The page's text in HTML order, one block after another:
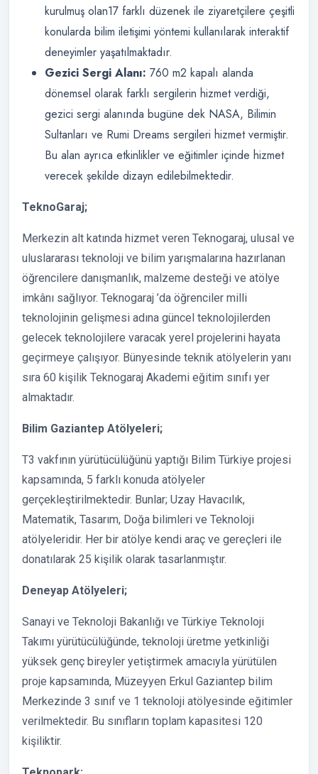
kurulmuş olan17 farklı düzenek ile ziyaretçilere çeşitli
konularda bilim iletişimi yöntemi kullanılarak interaktif
deneyimler yaşatılmaktadır.
Gezici Sergi Alanı: 760 m2 kapalı alanda
dönemsel olarak farklı sergilerin hizmet verdiği,
gezici sergi alanında bugüne dek NASA, Bilimin
Sultanları ve Rumi Dreams sergileri hizmet vermiştir.
Bu alan ayrıca etkinlikler ve eğitimler içinde hizmet
verecek şekilde dizayn edilebilmektedir.
TeknoGaraj;
Merkezin alt katında hizmet veren Teknogaraj, ulusal ve
uluslararası teknoloji ve bilim yarışmalarına hazırlanan
öğrencilere danışmanlık, malzeme desteği ve atölye
imkânı sağlıyor. Teknogaraj ’da öğrenciler milli
teknolojinin gelişmesi adına güncel teknolojilerden
gelecek teknolojilere varacak yerel projelerini hayata
geçirmeye çalışıyor. Bünyesinde teknik atölyelerin yanı
sıra 60 kişilik Teknogaraj Akademi eğitim sınıfı yer
almaktadır.
Bilim Gaziantep Atölyeleri;
T3 vakfının yürütücülüğünü yaptığı Bilim Türkiye projesi
kapsamında, 5 farklı konuda atölyeler
gerçekleştirilmektedir. Bunlar; Uzay Havacılık,
Matematik, Tasarım, Doğa bilimleri ve Teknoloji
atölyeleridir. Her bir atölye kendi araç ve gereçleri ile
donatılarak 25 kişilik olarak tasarlanmıştır.
Deneyap Atölyeleri;
Sanayi ve Teknoloji Bakanlığı ve Türkiye Teknoloji
Takımı yürütücülüğünde, teknoloji üretme yetkinliği
yüksek genç bireyler yetiştirmek amacıyla yürütülen
proje kapsamında, Müzeyyen Erkul Gaziantep bilim
Merkezinde 3 sınıf ve 1 teknoloji atölyesinde eğitimler
verilmektedir. Bu sınıfların toplam kapasitesi 120
kişiliktir.